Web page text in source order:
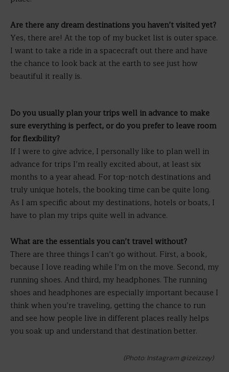
Are there any dream destinations you haven’t visited yet?
Yes, there are! At the top of my bucket list is outer space.
I want to take a ride in a spacecraft out there and have
the chance to look back at the earth to see just how
beautiful it really is.
Do you usually plan your trips well in advance to make
sure everything is perfect, or do you prefer to leave room
for flexibility?
If I were to give advice, I personally like to plan well in
advance for trips I’m really excited about, at least six
months to a year ahead. For top-notch destinations and
truly unique hotels, the booking time can be quite long.
As I am specific about my destinations, hotels or boats, I
have to plan my trips quite well in advance.
What are the essentials you can’t travel without?
There are three things I can’t go without. First, a book,
because I love reading while I’m on the move. Second, my
running shoes. And third, my headphones. The running
shoes and headphones are especially important because I
think when you’re traveling, getting the chance to run
and see how people live in different places really helps
you soak up and understand that destination better.
(Photo: Instagram @izeizzey)